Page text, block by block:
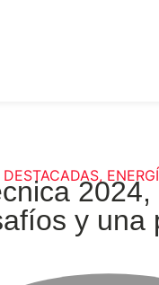
DESTACADAS,
y una